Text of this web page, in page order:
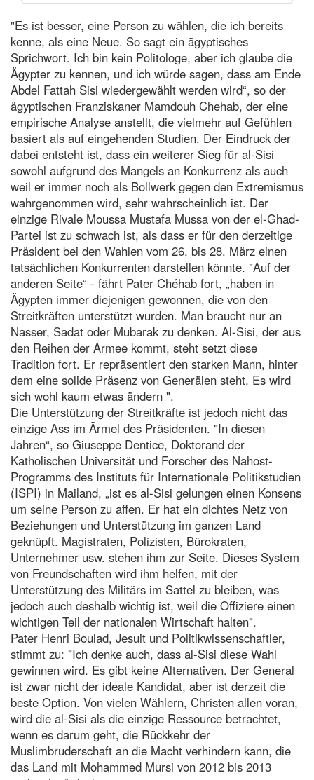
"Es ist besser, eine Person zu wählen, die ich bereits
kenne, als eine Neue. So sagt ein ägyptisches
Sprichwort. Ich bin kein Politologe, aber ich glaube die
Ägypter zu kennen, und ich würde sagen, dass am Ende
Abdel Fattah Sisi wiedergewählt werden wird“, so der
ägyptischen Franziskaner Mamdouh Chehab, der eine
empirische Analyse anstellt, die vielmehr auf Gefühlen
basiert als auf eingehenden Studien. Der Eindruck der
dabei entsteht ist, dass ein weiterer Sieg für al-Sisi
sowohl aufgrund des Mangels an Konkurrenz als auch
weil er immer noch als Bollwerk gegen den Extremismus
wahrgenommen wird, sehr wahrscheinlich ist. Der
einzige Rivale Moussa Mustafa Mussa von der el-Ghad-
Partei ist zu schwach ist, als dass er für den derzeitige
Präsident bei den Wahlen vom 26. bis 28. März einen
tatsächlichen Konkurrenten darstellen könnte. "Auf der
anderen Seite“ - fährt Pater Chéhab fort, „haben in
Ägypten immer diejenigen gewonnen, die von den
Streitkräften unterstützt wurden. Man braucht nur an
Nasser, Sadat oder Mubarak zu denken. Al-Sisi, der aus
den Reihen der Armee kommt, steht setzt diese
Tradition fort. Er repräsentiert den starken Mann, hinter
dem eine solide Präsenz von Generälen steht. Es wird
sich wohl kaum etwas ändern ".
Die Unterstützung der Streitkräfte ist jedoch nicht das
einzige Ass im Ärmel des Präsidenten. "In diesen
Jahren“, so Giuseppe Dentice, Doktorand der
Katholischen Universität und Forscher des Nahost-
Programms des Instituts für Internationale Politikstudien
(ISPI) in Mailand, „ist es al-Sisi gelungen einen Konsens
um seine Person zu affen. Er hat ein dichtes Netz von
Beziehungen und Unterstützung im ganzen Land
geknüpft. Magistraten, Polizisten, Bürokraten,
Unternehmer usw. stehen ihm zur Seite. Dieses System
von Freundschaften wird ihm helfen, mit der
Unterstützung des Militärs im Sattel zu bleiben, was
jedoch auch deshalb wichtig ist, weil die Offiziere einen
wichtigen Teil der nationalen Wirtschaft halten".
Pater Henri Boulad, Jesuit und Politikwissenschaftler,
stimmt zu: "Ich denke auch, dass al-Sisi diese Wahl
gewinnen wird. Es gibt keine Alternativen. Der General
ist zwar nicht der ideale Kandidat, aber ist derzeit die
beste Option. Von vielen Wählern, Christen allen voran,
wird die al-Sisi als die einzige Ressource betrachtet,
wenn es darum geht, die Rückkehr der
Muslimbruderschaft an die Macht verhindern kann, die
das Land mit Mohammed Mursi von 2012 bis 2013